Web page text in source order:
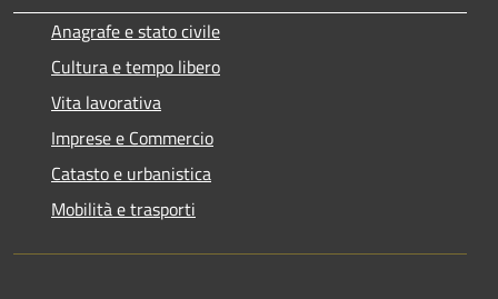
Anagrafe e stato civile
Cultura e tempo libero
Vita lavorativa
Imprese e Commercio
Catasto e urbanistica
Mobilità e trasporti